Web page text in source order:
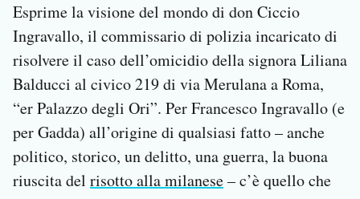
Esprime la visione del mondo di don Ciccio
Ingravallo, il commissario di polizia incaricato di
risolvere il caso dell’omicidio della signora Liliana
Balducci al civico 219 di via Merulana a Roma,
“er Palazzo degli Ori”. Per Francesco Ingravallo (e
per Gadda) all’origine di qualsiasi fatto – anche
politico, storico, un delitto, una guerra, la buona
riuscita del risotto alla milanese– c’è quello che